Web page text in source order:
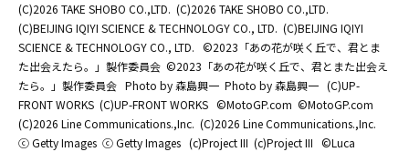
(C)2026 TAKE SHOBO CO.,LTD. (C)2026 TAKE SHOBO CO.,LTD.
(C)BEIJING IQIYI SCIENCE & TECHNOLOGY CO., LTD. (C)BEIJING IQIYI
SCIENCE & TECHNOLOGY CO., LTD. ©2023「あの花が咲く丘で、君とま
た出会えたら。」製作委員会 ©2023「あの花が咲く丘で、君とまた出会え
たら。」製作委員会 Photo by 森島興一 Photo by 森島興一 (C)UP-
FRONT WORKS (C)UP-FRONT WORKS ©MotoGP.com ©MotoGP.com
(C)2026 Line Communications.,Inc. (C)2026 Line Communications.,Inc.
ⓒ Getty Images ⓒ Getty Images (c)Project III (c)Project III ©Luca